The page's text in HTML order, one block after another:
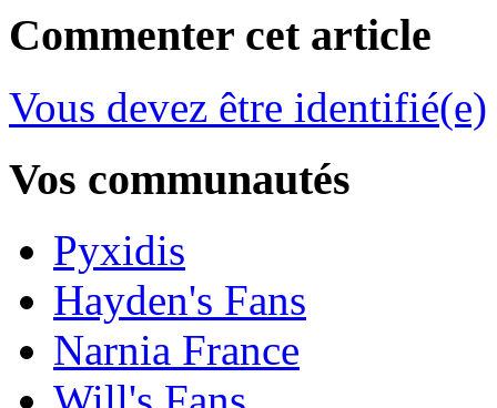
Commenter cet article
Vous devez être identifié(e)
Vos communautés
Pyxidis
Hayden's Fans
Narnia France